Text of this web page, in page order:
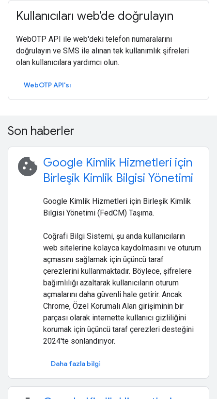
Kullanıcıları web'de doğrulayın
WebOTP API ile web'deki telefon numaralarını
doğrulayın ve SMS ile alınan tek kullanımlık şifreleri
olan kullanıcılara yardımcı olun.
WebOTP API'sı
Son haberler
cookie Google Kimlik Hizmetleri için
Birleşik Kimlik Bilgisi Yönetimi
Google Kimlik Hizmetleri için Birleşik Kimlik
Bilgisi Yönetimi (FedCM) Taşıma.
Coğrafi Bilgi Sistemi, şu anda kullanıcıların
web sitelerine kolayca kaydolmasını ve oturum
açmasını sağlamak için üçüncü taraf
çerezlerini kullanmaktadır. Böylece, şifrelere
bağımlılığı azaltarak kullanıcıların oturum
açmalarını daha güvenli hale getirir. Ancak
Chrome, Özel Korumalı Alan girişiminin bir
parçası olarak internette kullanıcı gizliliğini
korumak için üçüncü taraf çerezleri desteğini
2024'te sonlandırıyor.
Daha fazla bilgi